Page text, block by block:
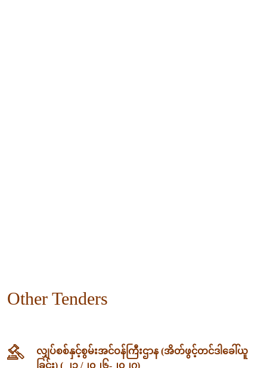
Other Tenders
လျှပ်စစ်နှင့်စွမ်းအင်ဝန်ကြီးဌာန (အိတ်ဖွင့်တင်ဒါခေါ်ယူ
ခြင်း) ( ၂၃ /၂၀၂၆-၂၀၂၇)